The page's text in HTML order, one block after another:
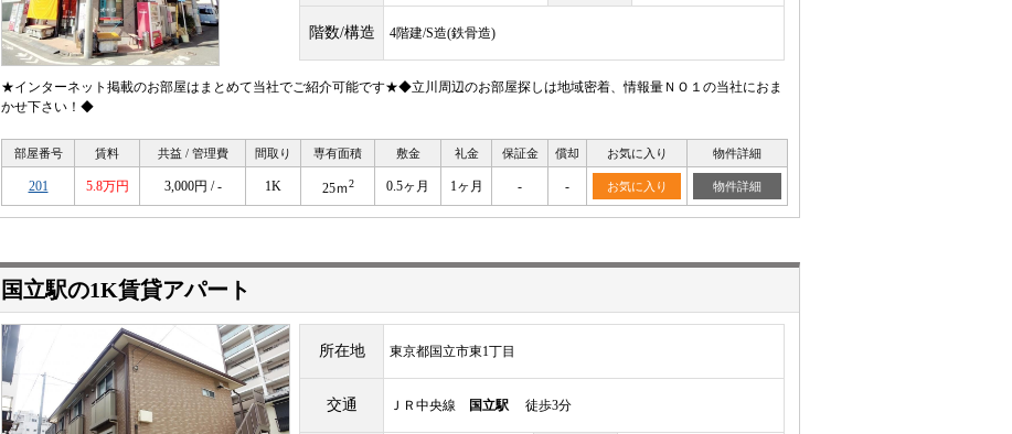
階数/構造 4階建/S造(鉄骨造)
★インターネット掲載のお部屋はまとめて当社でご紹介可能です★◆立川周辺のお部屋探しは地域密着、情報量ＮＯ１の当社におま
かせ下さい！◆
部屋番号 賃料 共益 / 管理費 間取り 専有面積 敷金 礼金 保証金 償却 お気に入り 物件詳細
201 5.8万円 3,000円 / - 1K 25ｍ2 0.5ヶ月 1ヶ月 - - お気に入り 物件詳細
国立駅の1K賃貸アパート
所在地 東京都国立市東1丁目
交通 ＪＲ中央線 国立駅 徒歩3分